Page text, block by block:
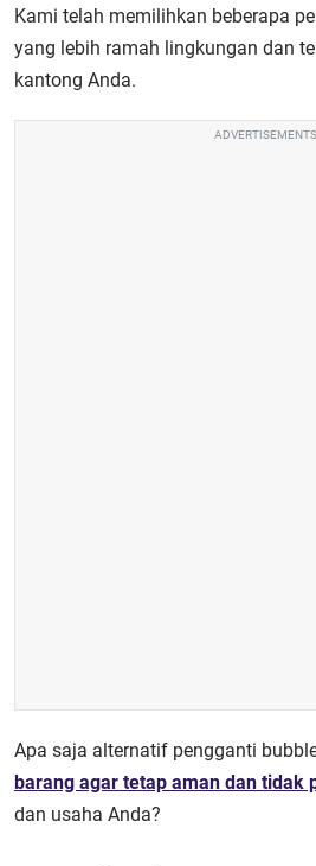
Kami telah memilihkan beberapa
yang lebih ramah lingkungan dan
kantong Anda.
ADVERTISEMENTS
Apa saja alternatif pengganti
barang agar tetap aman dan tidak
dan usaha Anda?